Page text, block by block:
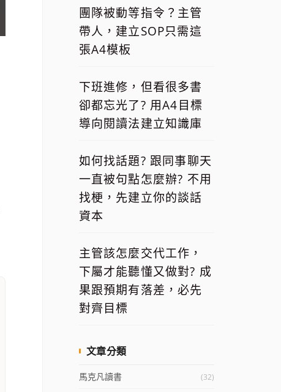
團隊被動等指令？主管
帶人，建立SOP只需這
張A4模板
下班進修，但看很多書
卻都忘光了? 用A4目標
導向閱讀法建立知識庫
如何找話題? 跟同事聊天
一直被句點怎麼辦? 不用
找梗，先建立你的談話
資本
主管該怎麼交代工作，
下屬才能聽懂又做對? 成
果跟預期有落差，必先
對齊目標
文章分類
馬克凡讀書 (32)